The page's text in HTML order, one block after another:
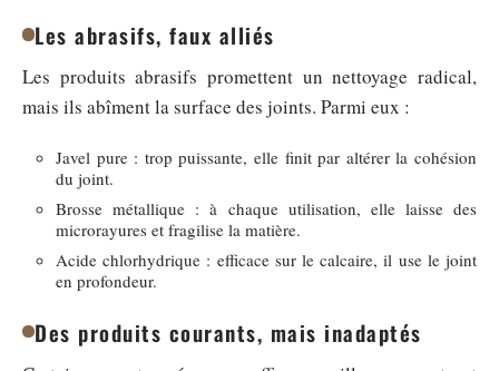
Les abrasifs, faux alliés
Les produits abrasifs promettent un nettoyage radical,
mais ils abîment la surface des joints. Parmi eux :
Javel pure : trop puissante, elle finit par altérer la cohésion
du joint.
Brosse métallique : à chaque utilisation, elle laisse des
microrayures et fragilise la matière.
Acide chlorhydrique : efficace sur le calcaire, il use le joint
en profondeur.
Des produits courants, mais inadaptés